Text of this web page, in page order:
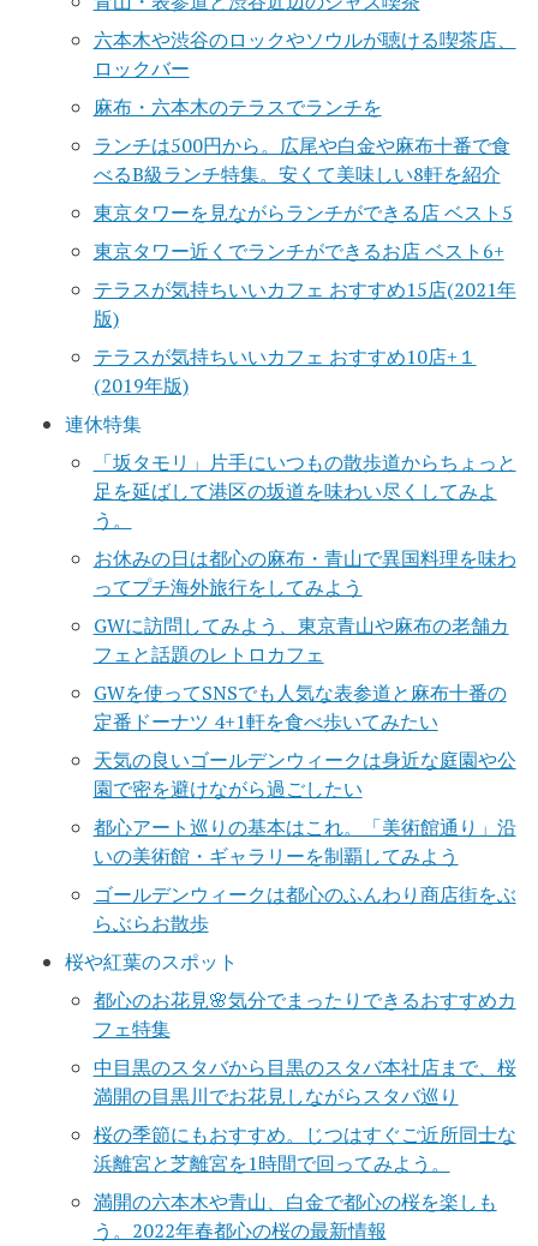
六本木や渋谷のロックやソウルが聴ける喫茶店、
ロックバー
麻布・六本木のテラスでランチを
ランチは500円から。広尾や白金や麻布十番で食
べるB級ランチ特集。安くて美味しい8軒を紹介
東京タワーを見ながらランチができる店 ベスト5
東京タワー近くでランチができるお店 ベスト6+
テラスが気持ちいいカフェ おすすめ15店(2021年
版)
テラスが気持ちいいカフェ おすすめ10店+１
(2019年版)
連休特集
「坂タモリ」片手にいつもの散歩道からちょっと
足を延ばして港区の坂道を味わい尽くしてみよ
う。
お休みの日は都心の麻布・青山で異国料理を味わ
ってプチ海外旅行をしてみよう
GWに訪問してみよう、東京青山や麻布の老舗カ
フェと話題のレトロカフェ
GWを使ってSNSでも人気な表参道と麻布十番の
定番ドーナツ 4+1軒を食べ歩いてみたい
天気の良いゴールデンウィークは身近な庭園や公
園で密を避けながら過ごしたい
都心アート巡りの基本はこれ。「美術館通り」沿
いの美術館・ギャラリーを制覇してみよう
ゴールデンウィークは都心のふんわり商店街をぶ
らぶらお散歩
桜や紅葉のスポット
都心のお花見🌸気分でまったりできるおすすめカ
フェ特集
中目黒のスタバから目黒のスタバ本社店まで、桜
満開の目黒川でお花見しながらスタバ巡り
桜の季節にもおすすめ。じつはすぐご近所同士な
浜離宮と芝離宮を1時間で回ってみよう。
満開の六本木や青山、白金で都心の桜を楽しも
う。2022年春都心の桜の最新情報